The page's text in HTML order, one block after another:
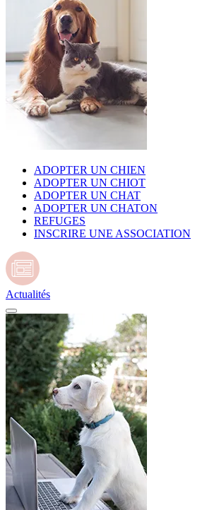
ADOPTER UN CHIEN
ADOPTER UN CHIOT
ADOPTER UN CHAT
ADOPTER UN CHATON
REFUGES
INSCRIRE UNE ASSOCIATION
Actualités